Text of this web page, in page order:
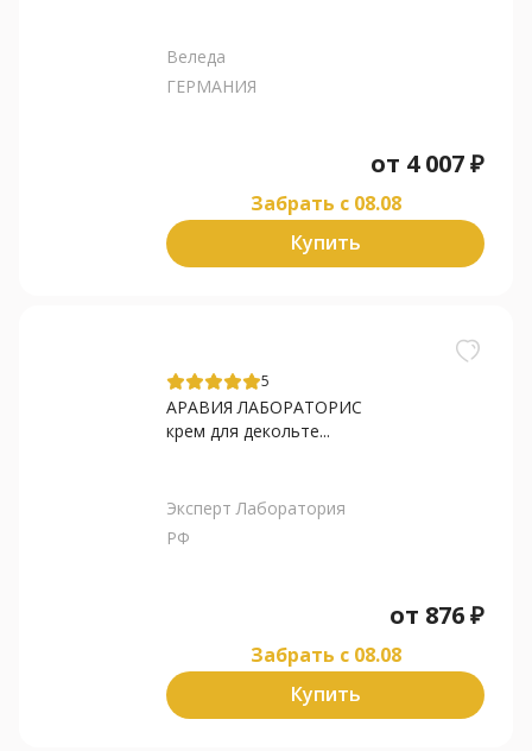
Веледа
ГЕРМАНИЯ
от 4 007₽
Забрать c 08.08
Купить
5
АРАВИЯ ЛАБОРАТОРИС
крем для декольте...
Эксперт Лаборатория
РФ
от 876₽
Забрать c 08.08
Купить